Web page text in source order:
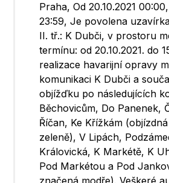
Praha, Od 20.10.2021 00:00,
23:59, Je povolena
II. tř.: K Dubči, v prostoru
termínu: od 20.10.2021. do
realizace havarijní opravy
komunikaci K Dubči a
objížďku po následujících
Běchovicům, Do Panenek,
Říčan, Ke Křížkám
zeleně), V Lipách,
Královická, K Markétě, K
Pod Markétou a Pod
značená modře). Veškeré